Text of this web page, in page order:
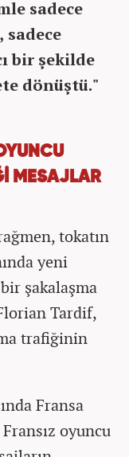
sadece
sadece
bir şekilde
dönüştü."
MESAJLAR
tokatın
yeni
şakalaşma
Tardif,
trafiğinin
Fransa
oyuncu